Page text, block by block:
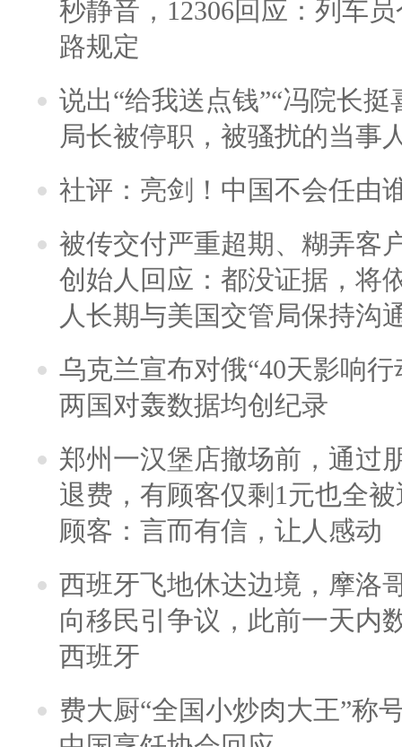
秒静音，12306回应：列车
路规定
说出“给我送点钱”“冯院长
局长被停职，被骚扰的当事
社评：亮剑！中国不会任由
被传交付严重超期、糊弄客
创始人回应：都没证据，将
人长期与美国交管局保持沟
乌克兰宣布对俄“40天影响
两国对轰数据均创纪录
郑州一汉堡店撤场前，通过
退费，有顾客仅剩1元也全
顾客：言而有信，让人感动
西班牙飞地休达边境，摩洛
向移民引争议，此前一天内
西班牙
费大厨“全国小炒肉大王”称